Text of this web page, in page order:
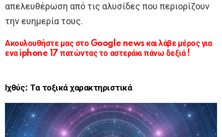
απελευθέρωση από τις αλυσίδες που περιορίζουν
την ευημερία τους.
Ακουλουθήστε μας στο Google news και λάβε μέρος για
ενα iphone 17 πατώντας το αστεράκι πάνω δεξιά !
Ιχθύς: Τα τοξικά χαρακτηριστικά